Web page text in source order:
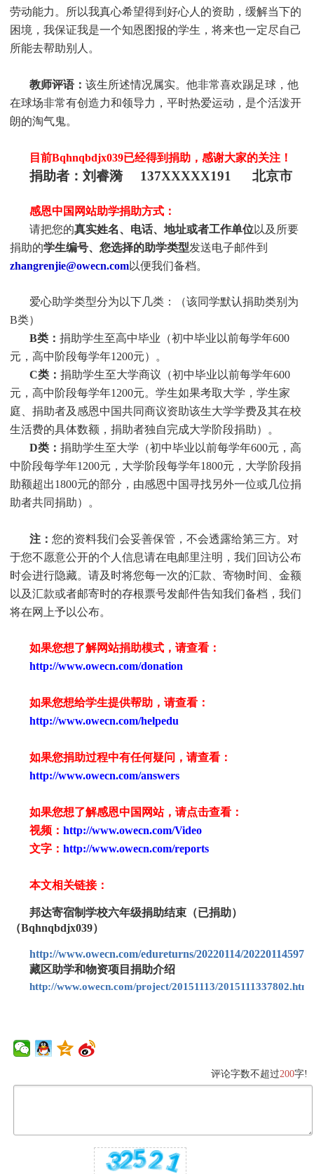
劳动能力。所以我真心希望得到好心人的资助，缓解当下的
困境，我保证我是一个知恩图报的学生，将来也一定尽自己
所能去帮助别人。
教师评语： 该生所述情况属实。他非常喜欢踢足球，他
在球场非常有创造力和领导力，平时热爱运动，是个活泼开
朗的淘气鬼。
目前Bqhnqbdjx039已经得到捐助，感谢大家的关注！
捐助者：刘睿漪 137XXXXX191 北京市
感恩中国网站助学捐助方式：
请把您的真实姓名、电话、地址或者工作单位以及所要
捐助的学生编号、您选择的助学类型发送电子邮件到
zhangrenjie@owecn.com以便我们备档。
爱心助学类型分为以下几类：（该同学默认捐助类别为
B类）
B类： 捐助学生至高中毕业（初中毕业以前每学年600
元，高中阶段每学年1200元）。
C类： 捐助学生至大学商议（初中毕业以前每学年600
元，高中阶段每学年1200元。 学生如果考取大学， 学生家
庭、捐助者及感恩中国共同商议资助该生大学学费及其在校
生活费的具体数额，捐助者独自完成大学阶段捐助）。
D类： 捐助学生至大学（初中毕业以前每学年600元，高
中阶段每学年1200元，大学阶段每学年1800元，大学阶段捐
助额超出1800元的部分，由感恩中国寻找另外一位或几位捐
助者共同捐助）。
注： 您的资料我们会妥善保管，不会透露给第三方。对
于您不愿意公开的个人信息请在电邮里注明，我们回访公布
时会进行隐藏。请及时将您每一次的汇款、寄物时间、金额
以及汇款或者邮寄时的存根票号发邮件告知我们备档，我们
将在网上予以公布。
如果您想了解网站捐助模式，请查看：
http://www.owecn.com/donation
如果您想给学生提供帮助，请查看：
http://www.owecn.com/helpedu
如果您捐助过程中有任何疑问，请查看：
http://www.owecn.com/answers
如果您想了解感恩中国网站，请点击查看：
视频： http://www.owecn.com/Video
文字： http://www.owecn.com/reports
本文相关链接：
邦达寄宿制学校六年级捐助结束（已捐助）
（Bqhnqbdjx039）
http://www.owecn.com/edureturns/20220114/
藏区助学和物资项目捐助介绍
http://www.owecn.com/project/20151113/2015111337802.html
评论字数不超过200字!